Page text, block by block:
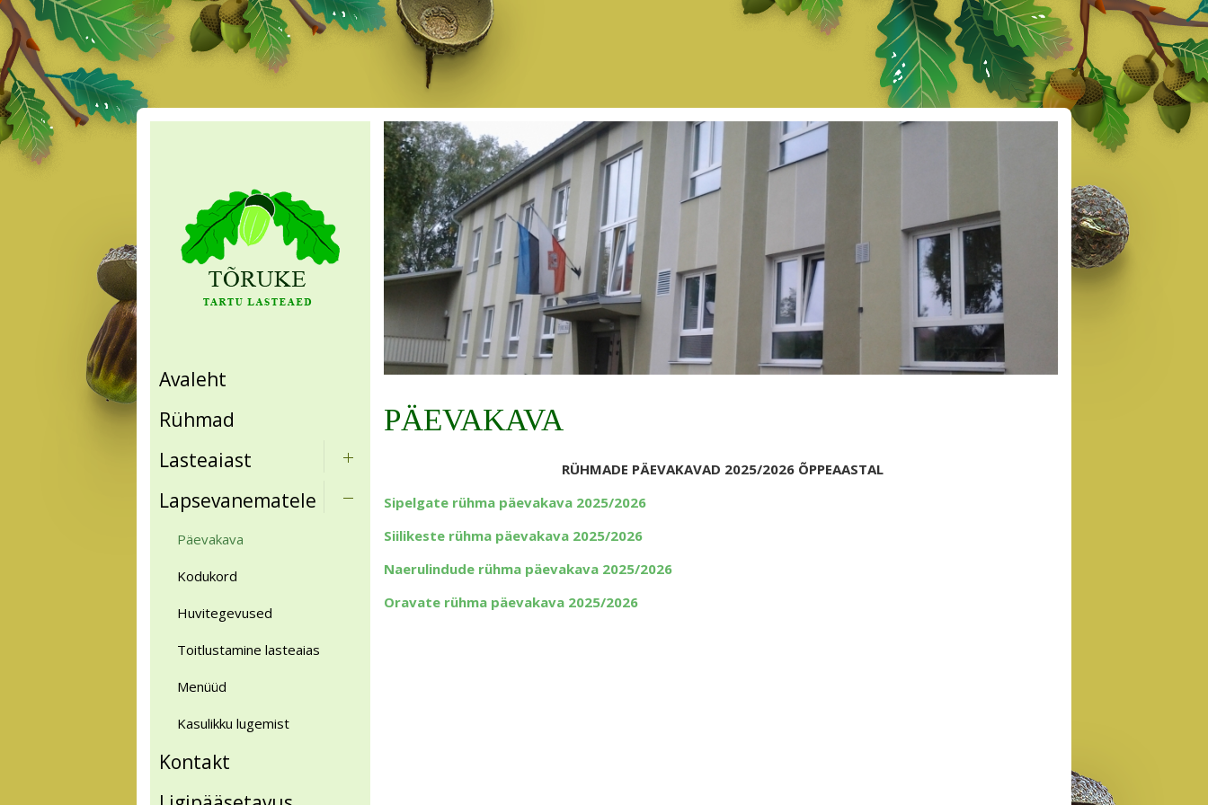
Avaleht
Rühmad
Lasteaiast
Lapsevanematele
Päevakava
Kodukord
Huvitegevused
Toitlustamine lasteaias
Menüüd
Kasulikku lugemist
Kontakt
PÄEVAKAVA
RÜHMADE PÄEVAKAVAD 2025/2026 ÕPPEAASTAL
Sipelgate rühma päevakava 2025/2026
Siilikeste rühma päevakava 2025/2026
Naerulindude rühma päevakava 2025/2026
Oravate rühma päevakava 2025/2026